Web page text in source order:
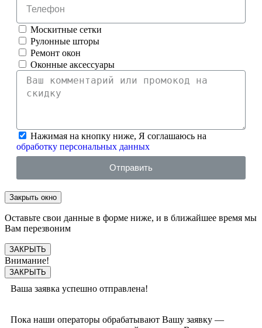
Москитные сетки
Рулонные шторы
Ремонт окон
Оконные аксессуары
Нажимая на кнопку ниже, Я соглашаюсь на
обработку персональных данных
Отправить
Закрыть окно
Оставьте свои данные в форме ниже, и в ближайшее время мы
Вам перезвоним
ЗАКРЫТЬ
Внимание!
ЗАКРЫТЬ
Ваша заявка успешно отправлена!
Пока наши операторы обрабатывают Вашу заявку —